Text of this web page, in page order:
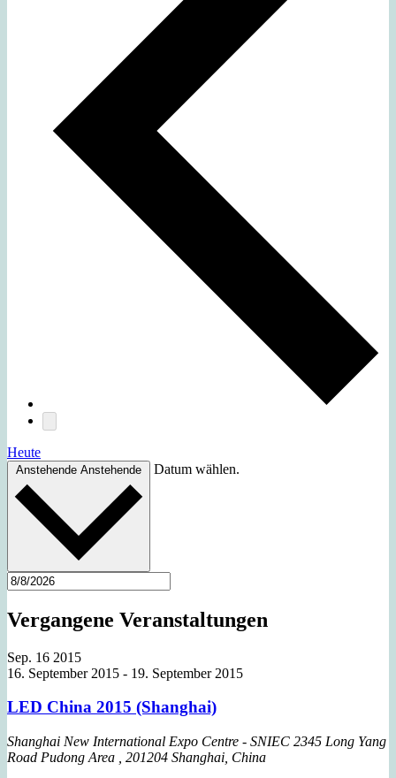
Heute
Anstehende Anstehende Datum wählen.
Vergangene Veranstaltungen
Sep. 16 2015
16. September 2015 - 19. September 2015
LED China 2015 (Shanghai)
Shanghai New International Expo Centre - SNIEC 2345 Long Yang
Road Pudong Area , 201204 Shanghai, China